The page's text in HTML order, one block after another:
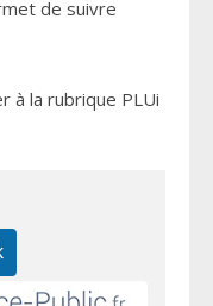
de suivre
à la rubrique PLUi